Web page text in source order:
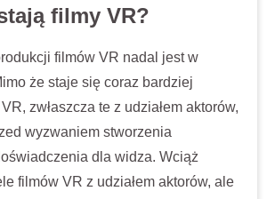
filmy VR?
filmów VR nadal jest w
że staje się coraz bardziej
zwłaszcza te z udziałem aktorów,
wyzwaniem stworzenia
dla widza. Wciąż
filmów VR z udziałem aktorów, ale